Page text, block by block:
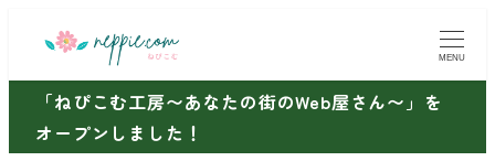
ン
ン
MENU
「ねぴこむ工房〜あなたの街のWeb屋さん〜」を
オープンしました！